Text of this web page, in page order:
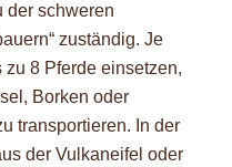
der schweren
zuständig. Je
8 Pferde einsetzen,
Borken oder
transportieren. In der
der Vulkaneifel oder